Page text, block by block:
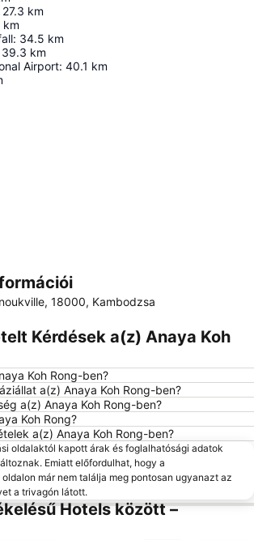
27.3 km
km
: 34.5 km
39.3 km
Airport: 40.1 km
18000, Kambodzsa
Kérdések a(z) Anaya Koh
Koh Rong-ben?
a(z) Anaya Koh Rong-ben?
a(z) Anaya Koh Rong-ben?
Koh Rong?
a(z) Anaya Koh Rong-ben?
oldalaktól kapott árak és foglalhatósági adatok
Emiatt előfordulhat, hogy a
már nem találja meg pontosan ugyanazt az
a trivagón látott.
Hotels között –